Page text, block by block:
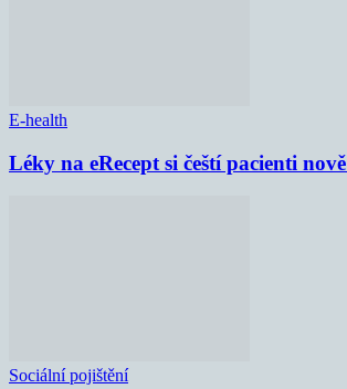
E-health
Léky na eRecept si čeští pacienti
Sociální pojištění